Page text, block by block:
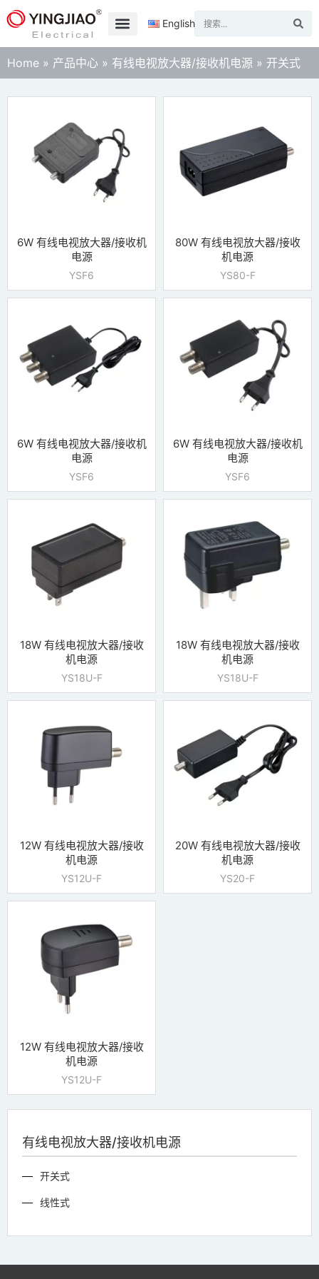
English
Home » 产品中心 » 有线电视放大器/接收机电源 » 开关式
有线电视放大器/接收机电源
开关式
线性式
6W 有线电视放大器/接收机
电源
YSF6
80W 有线电视放大器/接收
机电源
YS80-F
6W 有线电视放大器/接收机
电源
YSF6
6W 有线电视放大器/接收机
电源
YSF6
18W 有线电视放大器/接收
机电源
YS18U-F
18W 有线电视放大器/接收
机电源
YS18U-F
12W 有线电视放大器/接收
机电源
YS12U-F
20W 有线电视放大器/接收
机电源
YS20-F
12W 有线电视放大器/接收
机电源
YS12U-F